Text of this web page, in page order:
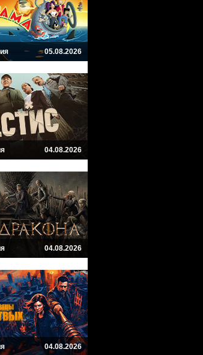
05.08.2026
04.08.2026
04.08.2026
04.08.2026